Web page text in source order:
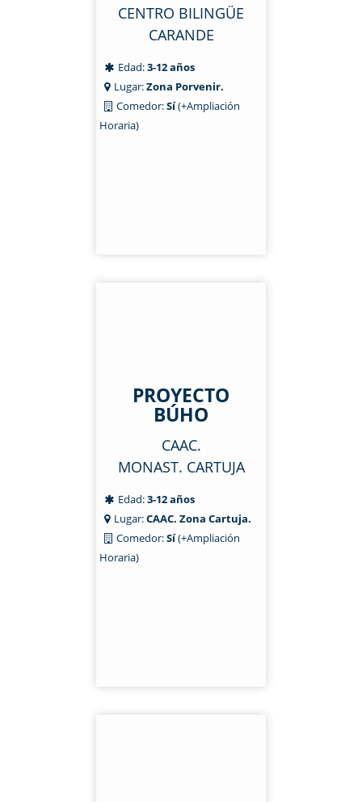
CENTRO BILINGÜE
CARANDE
Edad:3-12 años
Lugar:Zona Porvenir.
Comedor:Sí(+Ampliación
Horaria)
PROYECTO
BÚHO
CAAC.
MONAST. CARTUJA
Edad:3-12 años
Lugar:CAAC. Zona Cartuja.
Comedor:Sí(+Ampliación
Horaria)